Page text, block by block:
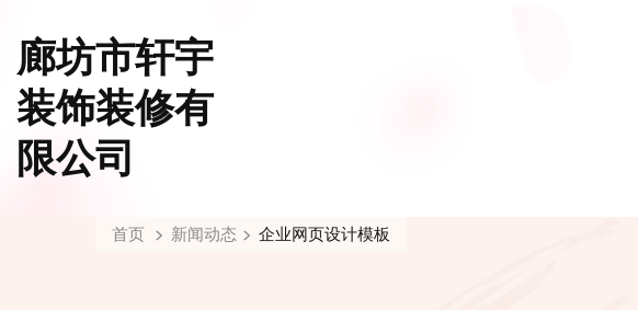
廊坊市轩宇
装饰装修有
限公司
首页 新闻动态 企业网页设计模板